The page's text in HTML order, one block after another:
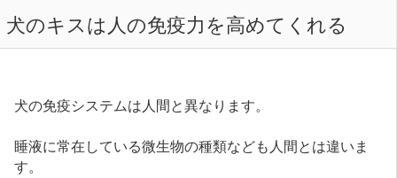
犬のキスは人の免疫力を高めてくれる
犬の免疫システムは人間と異なります。
睡液に常在している微生物の種類なども人間とは違いま
す。